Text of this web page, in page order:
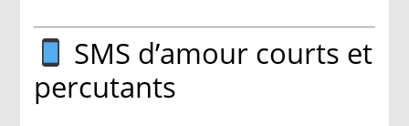
SMS d’amour courts et
percutants